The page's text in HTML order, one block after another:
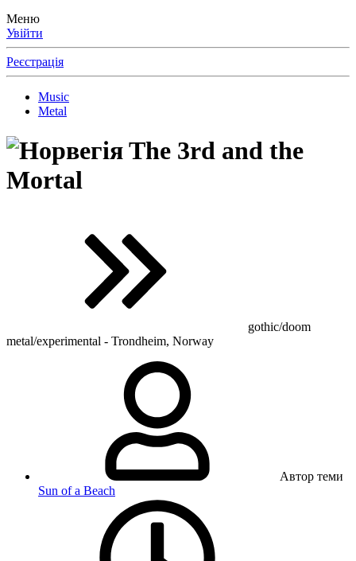
Меню
Увійти
Реєстрація
Music
Metal
The 3rd and the
Mortal
gothic/doom
metal/experimental - Trondheim, Norway
Автор теми
Sun of a Beach